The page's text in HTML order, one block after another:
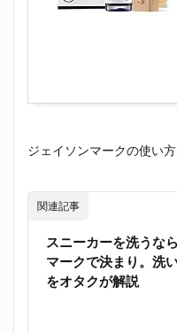
ジェイソンマークの使い方
関連記事
スニーカーを洗うな
マークで決まり。洗
をオタクが解説